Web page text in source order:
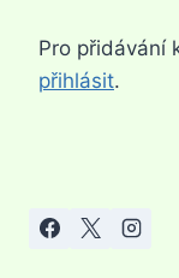
Pro přidávání
přihlásit.